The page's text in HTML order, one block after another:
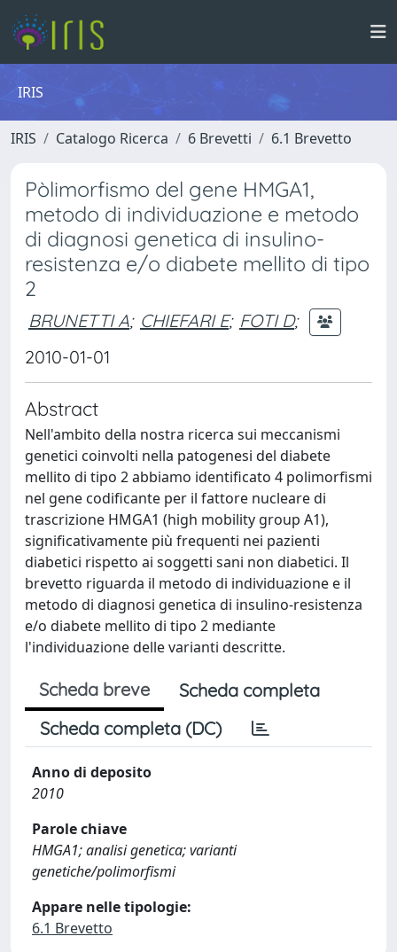
IRIS
IRIS Catalogo Ricerca 6 Brevetti 6.1 Brevetto
Pòlimorfismo del gene HMGA1,
metodo di individuazione e metodo
di diagnosi genetica di insulino-
resistenza e/o diabete mellito di tipo
2
BRUNETTI A; CHIEFARI E; FOTI D;
2010-01-01
Abstract
Nell'ambito della nostra ricerca sui meccanismi
genetici coinvolti nella patogenesi del diabete
mellito di tipo 2 abbiamo identificato 4 polimorfismi
nel gene codificante per il fattore nucleare di
trascrizione HMGA1 (high mobility group A1),
significativamente più frequenti nei pazienti
diabetici rispetto ai soggetti sani non diabetici. Il
brevetto riguarda il metodo di individuazione e il
metodo di diagnosi genetica di insulino-resistenza
e/o diabete mellito di tipo 2 mediante
l'individuazione delle varianti descritte.
Scheda breve
Scheda completa
Scheda completa (DC)
Anno di deposito
2010
Parole chiave
HMGA1; analisi genetica; varianti
genetiche/polimorfismi
Appare nelle tipologie:
6.1 Brevetto